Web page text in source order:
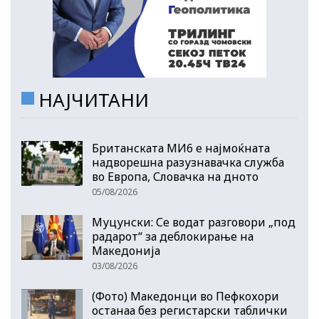
НАЈЧИТАНИ
Британската МИ6 е најмоќната
надворешна разузнавачка служба
во Европа, Словачка на дното
05/08/2026
Муцунски: Се водат разговори „под
радарот“ за деблокирање на
Македонија
03/08/2026
(Фото) Македонци во Пефкохори
останаа без регистарски таблички